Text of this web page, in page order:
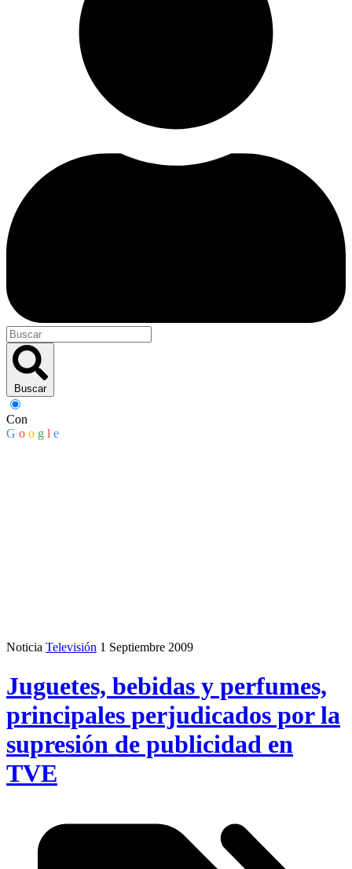
Buscar
Con
G o o g l e
Noticia Televisión 1 Septiembre 2009
Juguetes, bebidas y perfumes,
principales perjudicados por la
supresión de publicidad en
TVE